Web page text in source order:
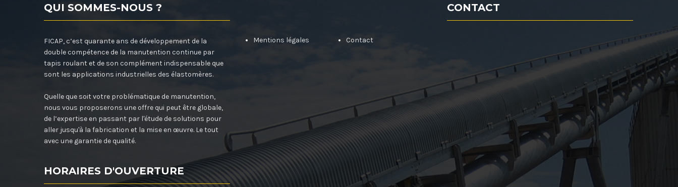
QUI SOMMES-NOUS ?
FICAP, c’est quarante ans de développement de la
double compétence de la manutention continue par
tapis roulant et de son complément indispensable que
sont les applications industrielles des élastomères.
Quelle que soit votre problématique de manutention,
nous vous proposerons une offre qui peut être globale,
de l’expertise en passant par l'étude de solutions pour
aller jusqu'à la fabrication et la mise en œuvre. Le tout
avec une garantie de qualité.
HORAIRES D'OUVERTURE
Mentions légales Contact
CONTACT